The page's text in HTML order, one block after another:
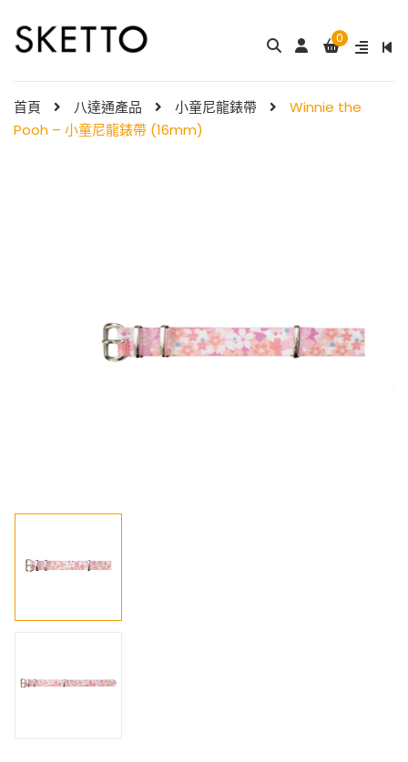
0
首頁 八達通產品 小童尼龍錶帶
Winnie the
Pooh – 小童尼龍錶帶 (16mm)
$ 288.00
Hello Kitty 小童尼龍錶
$98.00
小童尼龍錶帶 – 玫 ...
$88.00